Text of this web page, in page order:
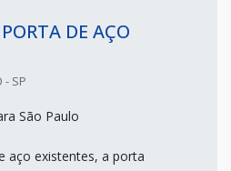
DE AÇO
- SP
São Paulo
aço existentes, a porta